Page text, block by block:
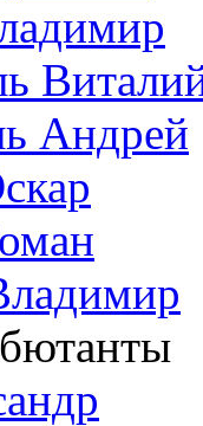
Андрей